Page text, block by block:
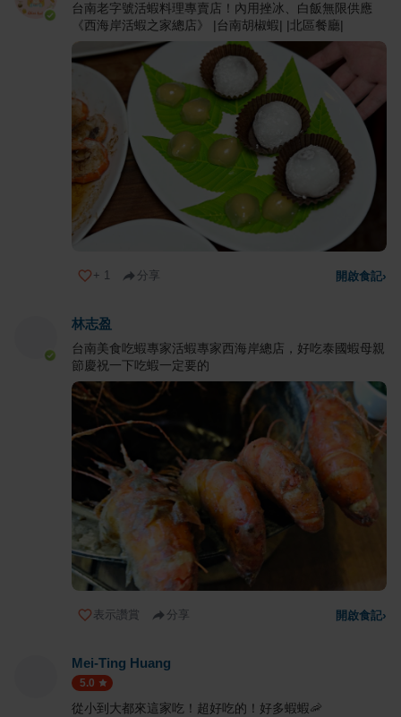
台南老字號活蝦料理專賣店！內用挫冰、白飯無限供應
《西海岸活蝦之家總店》 |台南胡椒蝦| |北區餐廳|
+ 1 分享 開啟食記›
林志盈
台南美食吃蝦專家活蝦專家西海岸總店，好吃泰國蝦母親
節慶祝一下吃蝦一定要的
表示讚賞 分享 開啟食記›
Mei-Ting Huang
5.0
從小到大都來這家吃！超好吃的！好多蝦蝦🦐